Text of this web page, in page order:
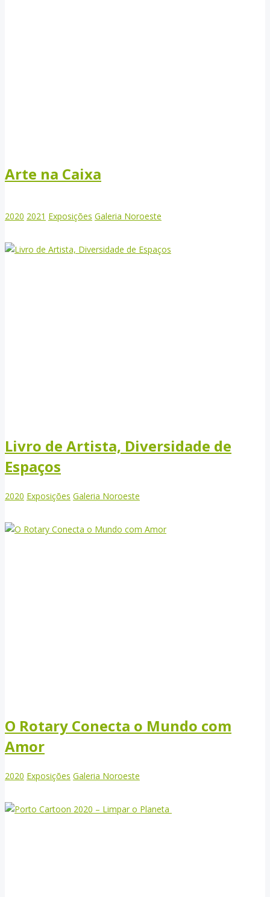
Arte na Caixa
2020 2021 Exposições Galeria Noroeste
Livro de Artista, Diversidade de
Espaços
2020 Exposições Galeria Noroeste
O Rotary Conecta o Mundo com
Amor
2020 Exposições Galeria Noroeste